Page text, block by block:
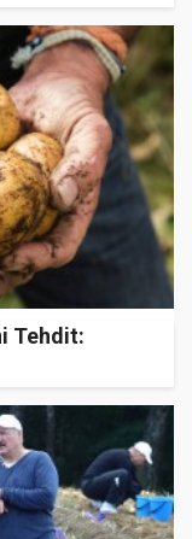
Tehdit: